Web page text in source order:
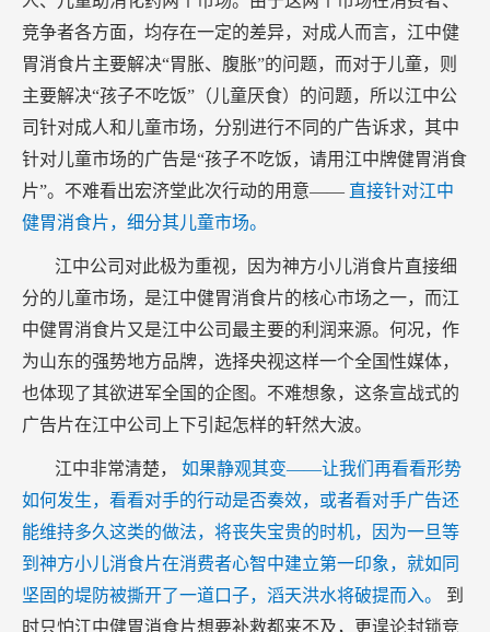
竞争者各方面，均存在一定的差异，对成人而言，江中健
胃消食片主要解决“胃胀、腹胀”的问题，而对于儿童，则
主要解决“孩子不吃饭”（儿童厌食）的问题，所以江中公
司针对成人和儿童市场，分别进行不同的广告诉求，其中
针对儿童市场的广告是“孩子不吃饭，请用江中牌健胃消食
片”。不难看出宏济堂此次行动的用意—— 直接针对江中
健胃消食片，细分其儿童市场。
江中公司对此极为重视，因为神方小儿消食片直接细
分的儿童市场，是江中健胃消食片的核心市场之一，而江
中健胃消食片又是江中公司最主要的利润来源。何况，作
为山东的强势地方品牌，选择央视这样一个全国性媒体，
也体现了其欲进军全国的企图。不难想象，这条宣战式的
广告片在江中公司上下引起怎样的轩然大波。
江中非常清楚， 如果静观其变——让我们再看看形势
如何发生，看看对手的行动是否奏效，或者看对手广告还
能维持多久这类的做法，将丧失宝贵的时机，因为一旦等
到神方小儿消食片在消费者心智中建立第一印象，就如同
坚固的堤防被撕开了一道口子，滔天洪水将破提而入。 到
时只怕江中健胃消食片想要补救都来不及，更遑论封锁竞